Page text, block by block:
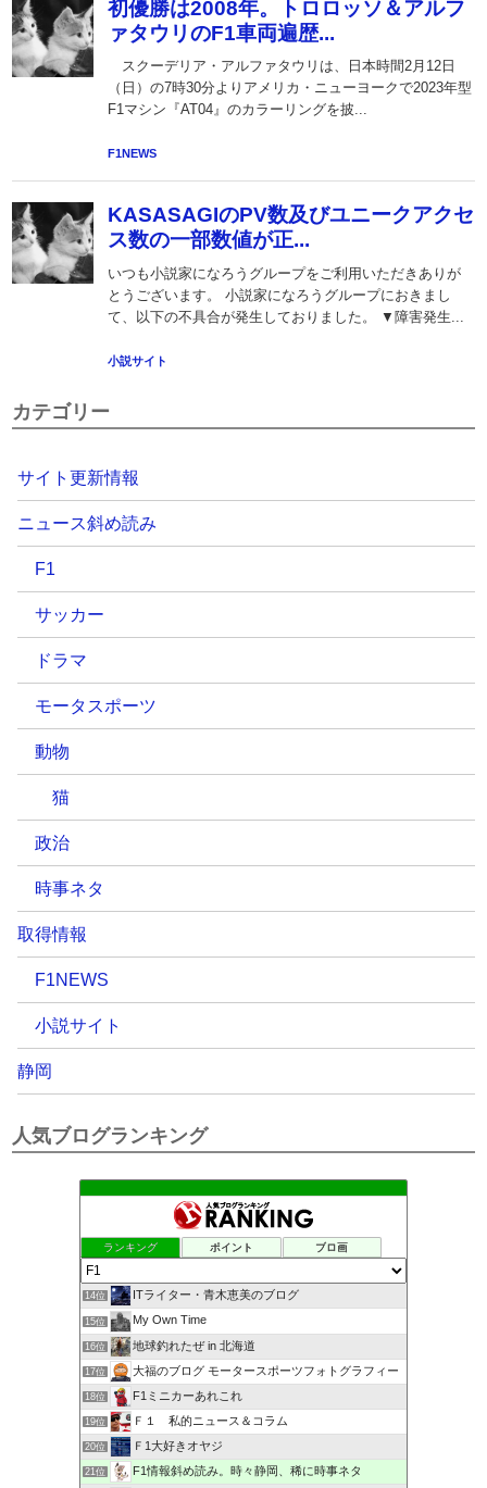
カテゴリー
サイト更新情報
ニュース斜め読み
F1
サッカー
ドラマ
モータスポーツ
動物
猫
政治
時事ネタ
取得情報
F1NEWS
小説サイト
静岡
人気ブログランキング
ランキング ポイント ブロ画
14位 ITライター・青木恵美のブログ
15位 My Own Time
16位 地球釣れたぜ in 北海道
17位 大福のブログ モータースポーツフォトグラフィー
18位 F1ミニカーあれこれ
19位 Ｆ１ 私的ニュース＆コラム
20位 Ｆ1大好きオヤジ
21位 F1情報斜め読み。時々静岡、稀に時事ネタ